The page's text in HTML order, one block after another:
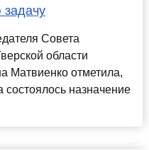
Совета
области
Матвиенко отметила,
состоялось назначение